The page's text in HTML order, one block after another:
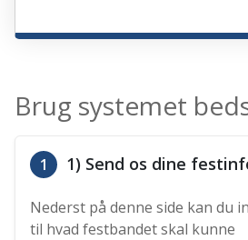
Brug systemet
1 1) Send os dine
Nederst på denne side kan du
til hvad festbandet skal kunne